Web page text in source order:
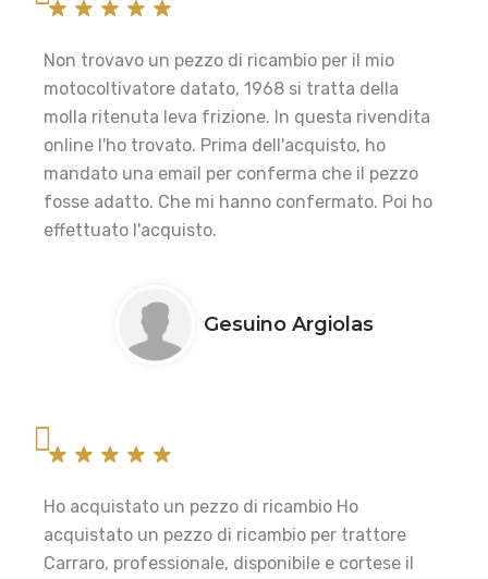
Non trovavo un pezzo di ricambio per il mio
motocoltivatore datato, 1968 si tratta della
molla ritenuta leva frizione. In questa rivendita
online l'ho trovato. Prima dell'acquisto, ho
mandato una email per conferma che il pezzo
fosse adatto. Che mi hanno confermato. Poi ho
effettuato l'acquisto.
Gesuino Argiolas
Ho acquistato un pezzo di ricambio Ho
acquistato un pezzo di ricambio per trattore
Carraro, professionale, disponibile e cortese il